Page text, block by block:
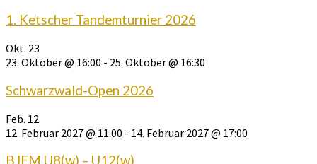
1. Ketscher Tandemturnier 2026
Okt. 23
23. Oktober @ 16:00 - 25. Oktober @ 16:30
Schwarzwald-Open 2026
Feb. 12
12. Februar 2027 @ 11:00 - 14. Februar 2027 @ 17:00
BJEM U8(w) – U12(w)